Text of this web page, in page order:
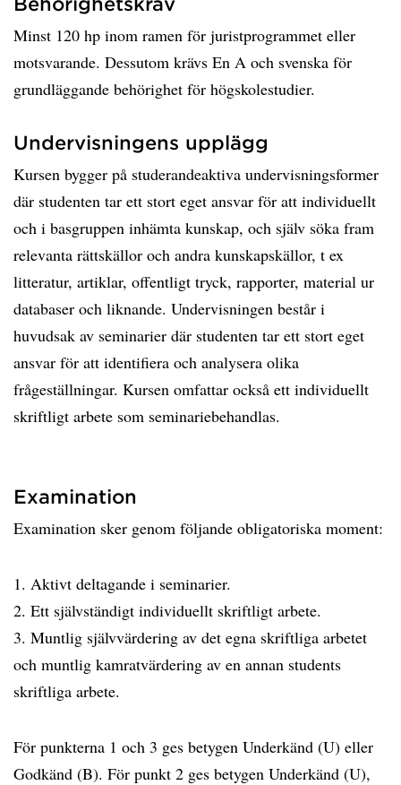
Minst 120 hp inom ramen för juristprogrammet eller
motsvarande. Dessutom krävs En A och svenska för
grundläggande behörighet för högskolestudier.
Undervisningens upplägg
Kursen bygger på studerandeaktiva undervisningsformer
där studenten tar ett stort eget ansvar för att individuellt
och i basgruppen inhämta kunskap, och själv söka fram
relevanta rättskällor och andra kunskapskällor, t ex
litteratur, artiklar, offentligt tryck, rapporter, material ur
databaser och liknande. Undervisningen består i
huvudsak av seminarier där studenten tar ett stort eget
ansvar för att identifiera och analysera olika
frågeställningar. Kursen omfattar också ett individuellt
skriftligt arbete som seminariebehandlas.
Examination
Examination sker genom följande obligatoriska moment:
1. Aktivt deltagande i seminarier.
2. Ett självständigt individuellt skriftligt arbete.
3. Muntlig självvärdering av det egna skriftliga arbetet
och muntlig kamratvärdering av en annan students
skriftliga arbete.
För punkterna 1 och 3 ges betygen Underkänd (U) eller
Godkänd (B). För punkt 2 ges betygen Underkänd (U),